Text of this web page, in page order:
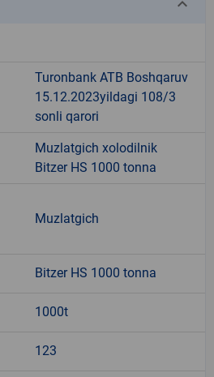
Turonbank ATB Boshqaruv
15.12.2023yildagi 108/3
sonli qarori
Muzlatgich xolodilnik
Bitzer HS 1000 tonna
Muzlatgich
Bitzer HS 1000 tonna
1000t
123